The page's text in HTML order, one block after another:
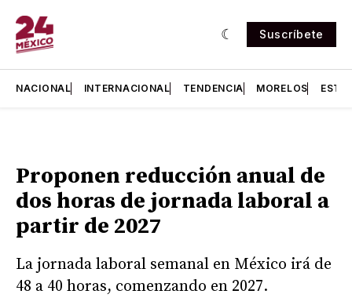
Suscríbete
NACIONAL INTERNACIONAL TENDENCIA MORELOS
Proponen reducción anual de
dos horas de jornada laboral a
partir de 2027
La jornada laboral semanal en México irá de
48 a 40 horas, comenzando en 2027.